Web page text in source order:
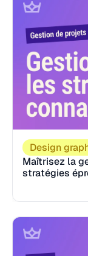
Design
Maîtrisez la
stratégies